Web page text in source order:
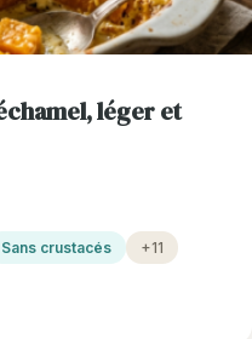
léger et
Sans crustacés +11